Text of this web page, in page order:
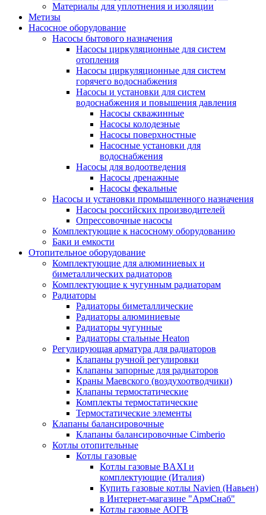
Материалы для уплотнения и изоляции
Метизы
Насосное оборудование
Насосы бытового назначения
Насосы циркуляционные для систем
отопления
Насосы циркуляционные для систем
горячего водоснабжения
Насосы и установки для систем
водоснабжения и повышения давления
Насосы скважинные
Насосы колодезные
Насосы поверхностные
Насосные установки для
водоснабжения
Насосы для водоотведения
Насосы дренажные
Насосы фекальные
Насосы и установки промышленного назначения
Насосы российских производителей
Опрессовочные насосы
Комплектующие к насосному оборудованию
Баки и емкости
Отопительное оборудование
Комплектующие для алюминиевых и
биметаллических радиаторов
Комплектующие к чугунным радиаторам
Радиаторы
Радиаторы биметаллические
Радиаторы алюминиевые
Радиаторы чугунные
Радиаторы стальные Heaton
Регулирующая арматура для радиаторов
Клапаны ручной регулировки
Клапаны запорные для радиаторов
Краны Маевского (воздухоотводчики)
Клапаны термостатические
Комплекты термостатические
Термостатические элементы
Клапаны балансировочные
Клапаны балансировочные Cimberio
Котлы отопительные
Котлы газовые
Котлы газовые BAXI и
комплектующие (Италия)
Купить газовые котлы Navien (Навьен)
в Интернет-магазине "АрмСнаб"
Котлы газовые АОГВ